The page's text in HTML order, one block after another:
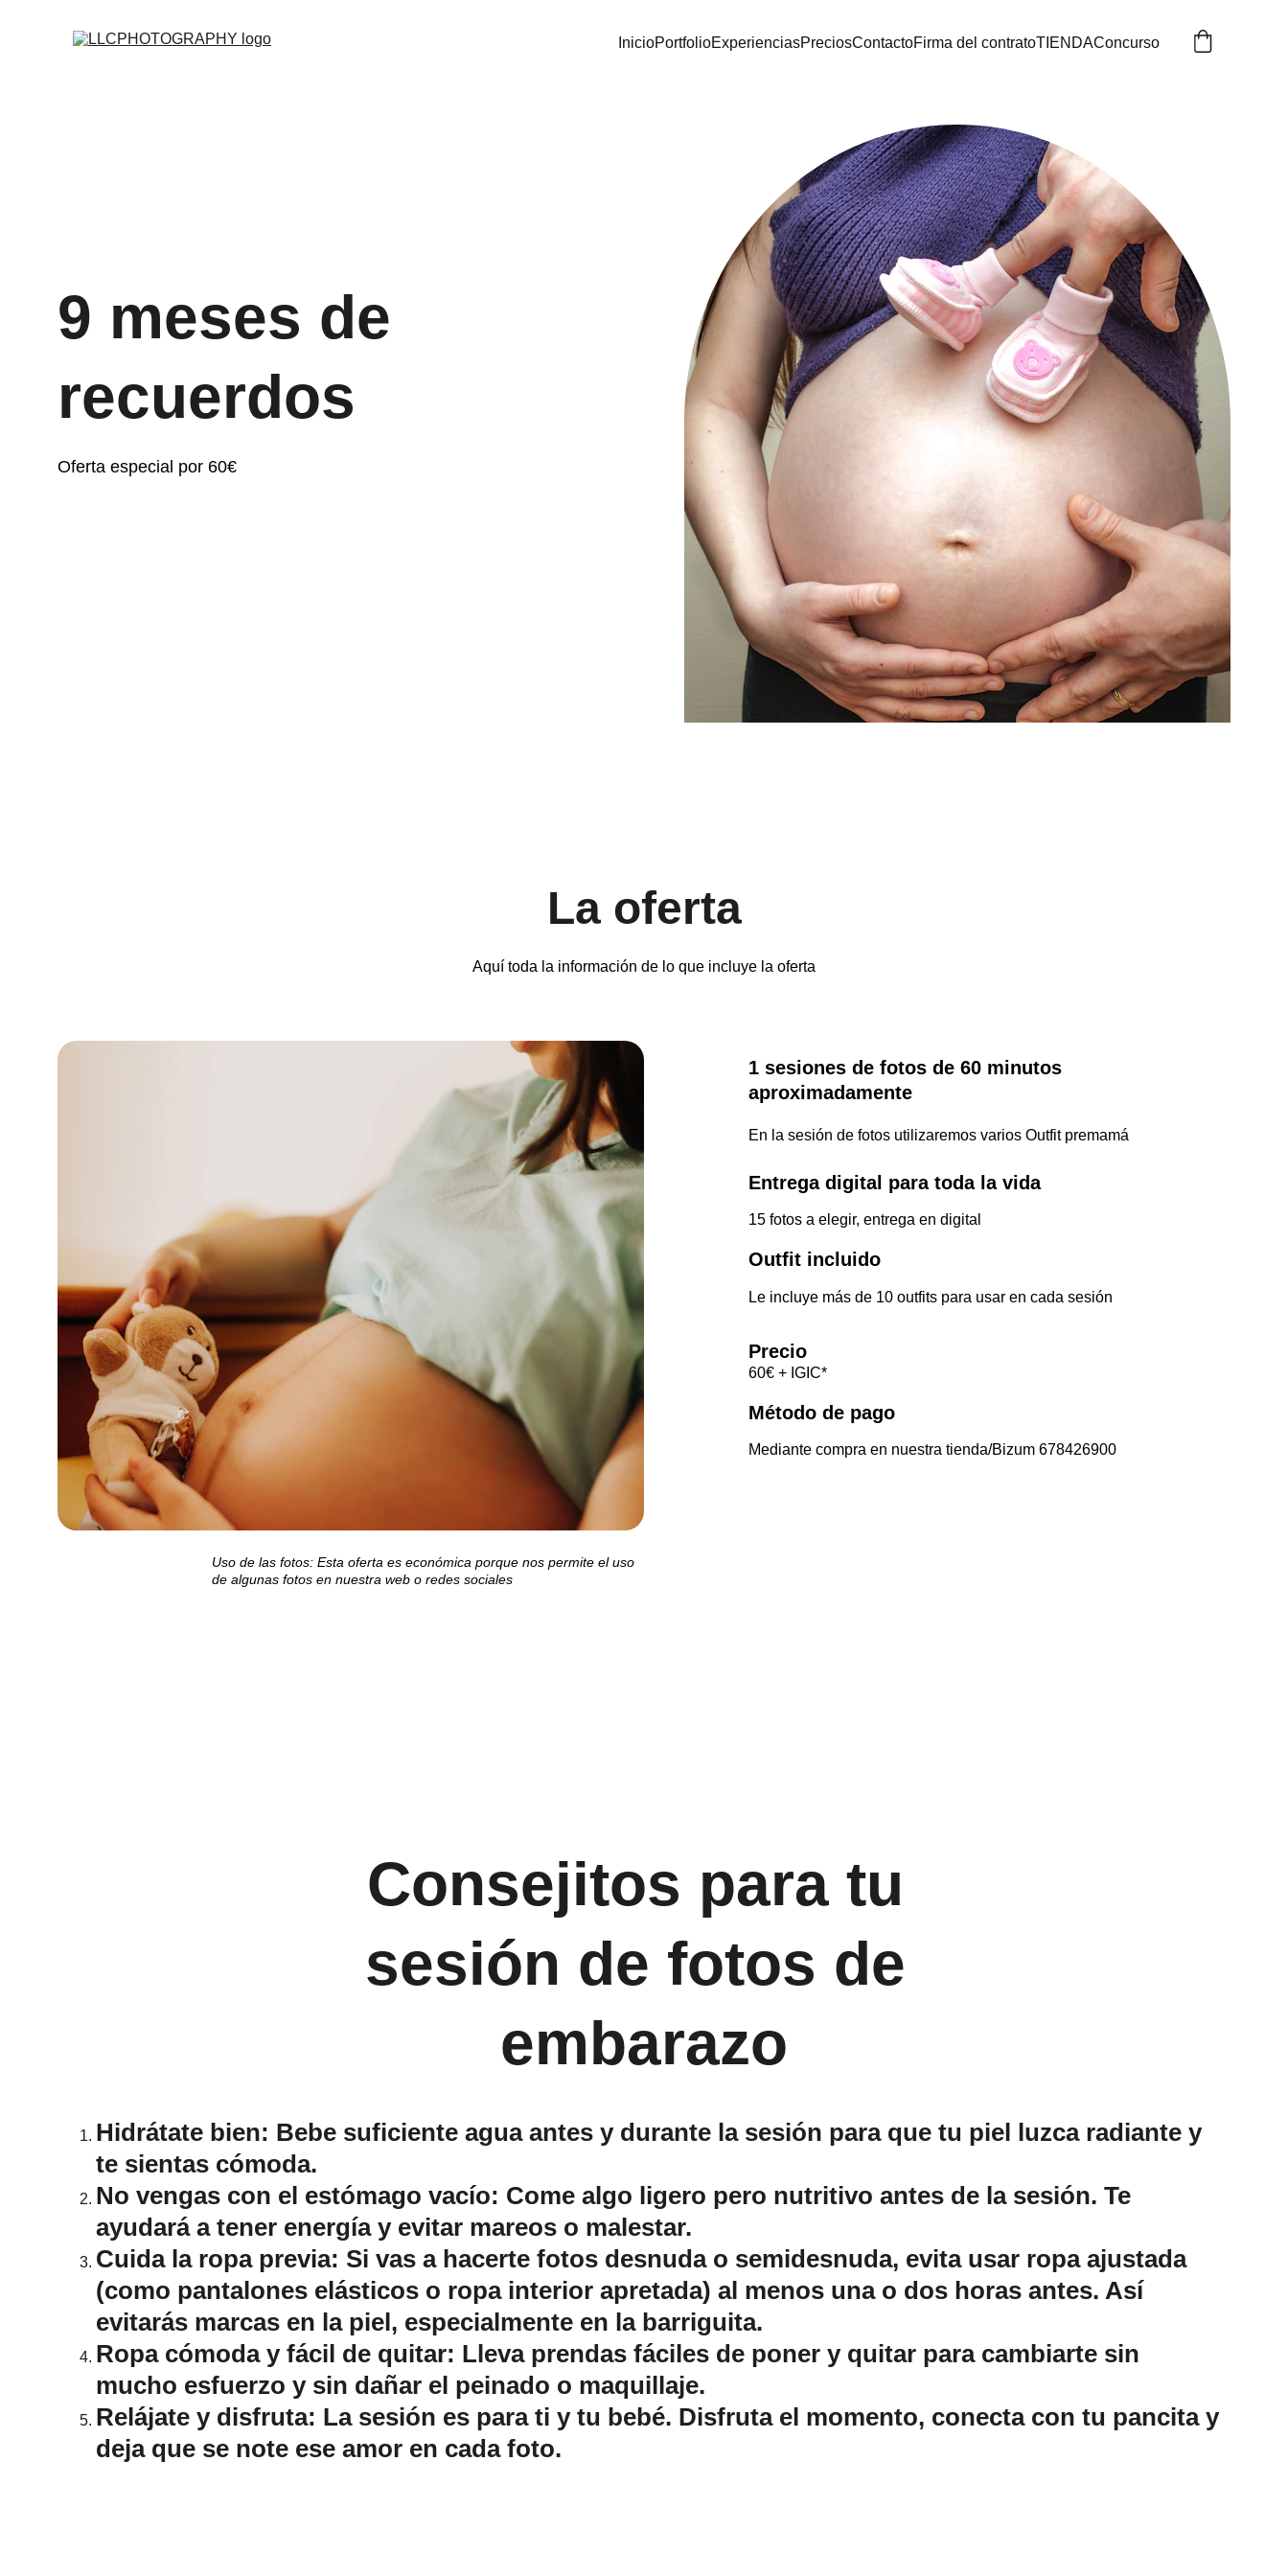
InicioPortfolioExperienciasPreciosContactoFirma del contratoTIENDAConcurso
9 meses de
recuerdos
Oferta especial por 60€
La oferta
Aquí toda la información de lo que incluye la oferta
Entrega digital para toda la vida
15 fotos a elegir, entrega en digital
Outfit incluido
Le incluye más de 10 outfits para usar en cada sesión
1 sesiones de fotos de 60 minutos
aproximadamente
En la sesión de fotos utilizaremos varios Outfit premamá
Uso de las fotos: Esta oferta es económica porque nos permite el uso
de algunas fotos en nuestra web o redes sociales
Mediante compra en nuestra tienda/Bizum 678426900
Método de pago
60€ + IGIC*
Precio
Consejitos para tu
sesión de fotos de
embarazo
Hidrátate bien: Bebe suficiente agua antes y durante la sesión para que tu piel luzca radiante y
te sientas cómoda.
No vengas con el estómago vacío: Come algo ligero pero nutritivo antes de la sesión. Te
ayudará a tener energía y evitar mareos o malestar.
Cuida la ropa previa: Si vas a hacerte fotos desnuda o semidesnuda, evita usar ropa ajustada
(como pantalones elásticos o ropa interior apretada) al menos una o dos horas antes. Así
evitarás marcas en la piel, especialmente en la barriguita.
Ropa cómoda y fácil de quitar: Lleva prendas fáciles de poner y quitar para cambiarte sin
mucho esfuerzo y sin dañar el peinado o maquillaje.
Relájate y disfruta: La sesión es para ti y tu bebé. Disfruta el momento, conecta con tu pancita y
deja que se note ese amor en cada foto.